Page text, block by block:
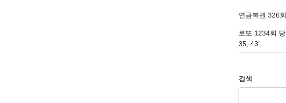
연금복권 326
로또 1234회
35, 43’
검색